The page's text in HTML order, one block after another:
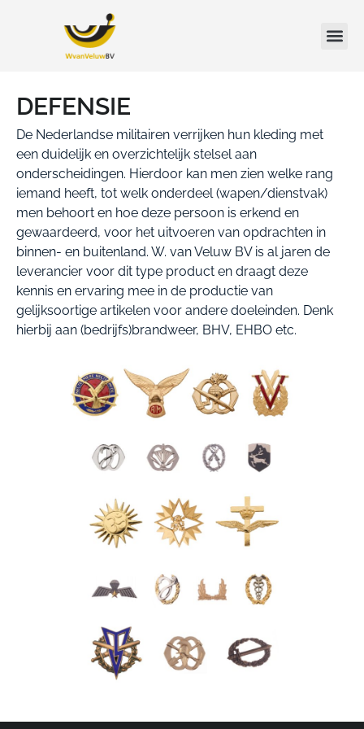
DEFENSIE
De Nederlandse militairen verrijken hun kleding met
een duidelijk en overzichtelijk stelsel aan
onderscheidingen. Hierdoor kan men zien welke rang
iemand heeft, tot welk onderdeel (wapen/dienstvak)
men behoort en hoe deze persoon is erkend en
gewaardeerd, voor het uitvoeren van opdrachten in
binnen- en buitenland. W. van Veluw BV is al jaren de
leverancier voor dit type product en draagt deze
kennis en ervaring mee in de productie van
gelijksoortige artikelen voor andere doeleinden. Denk
hierbij aan (bedrijfs)brandweer, BHV, EHBO etc.